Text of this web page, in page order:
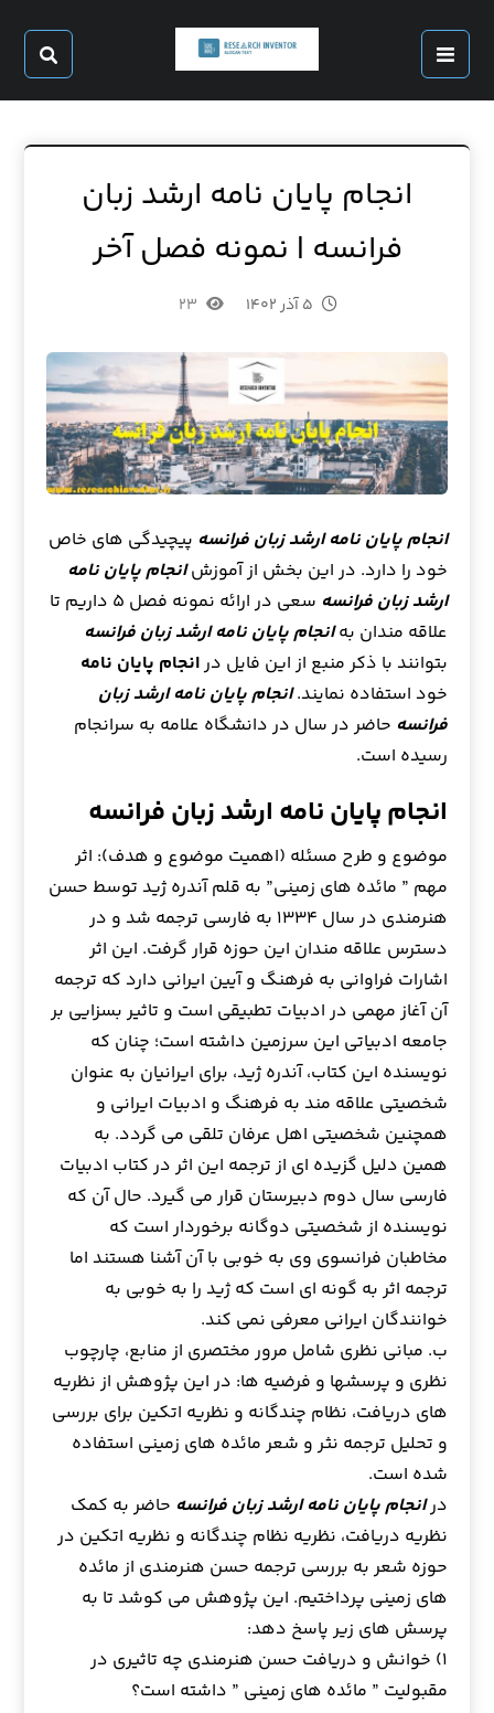
انجام پایان نامه ارشد زبان
فرانسه | نمونه فصل آخر
۵ آذر ۱۴۰۲ ۲۳
انجام پایان نامه ارشد زبان فرانسه پیچیدگی های خاص
خود را دارد. در این بخش از آموزشانجام پایان نامه
ارشد زبان فرانسه
سعی در ارائه نمونه فصل ۵ داریم تا
علاقه مندان بهانجام پایان نامه ارشد زبان فرانسه
بتوانند با ذکر منبع از این فایل درانجام پایان نامه
خود استفاده نمایند.انجام پایان نامه ارشد زبان
فرانسه حاضر در سال در دانشگاه علامه به سرانجام
رسیده است.
انجام پایان نامه ارشد زبان فرانسه
موضوع و طرح مسئله (اهمیت موضوع و هدف): اثر
مهم ” مائده های زمینی” به قلم آندره ژید توسط حسن
هنرمندی در سال ۱۳۳۴ به فارسی ترجمه شد و در
دسترس علاقه مندان این حوزه قرار گرفت. این اثر
اشارات فراوانی به فرهنگ و آیین ایرانی دارد که ترجمه
آن آغاز مهمی در ادبیات تطبیقی است و تاثیر بسزایی بر
جامعه ادبیاتی این سرزمین داشته است؛ چنان که
نویسنده این کتاب، آندره ژید، برای ایرانیان به عنوان
شخصیتی علاقه مند به فرهنگ و ادبیات ایرانی و
همچنین شخصیتی اهل عرفان تلقی می گردد. به
همین دلیل گزیده ای از ترجمه این اثر در کتاب ادبیات
فارسی سال دوم دبیرستان قرار می گیرد. حال آن که
نویسنده از شخصیتی دوگانه برخوردار است که
مخاطبان فرانسوی وی به خوبی با آن آشنا هستند اما
ترجمه اثر به گونه ای است که ژید را به خوبی به
خوانندگان ایرانی معرفی نمی کند.
ب. مبانی نظری شامل مرور مختصری از منابع، چارچوب
نظری و پرسشها و فرضیه ها: در این پژوهش از نظریه
های دریافت، نظام چندگانه و نظریه اتکین برای بررسی
و تحلیل ترجمه نثر و شعر مائده های زمینی استفاده
شده است.
درانجام پایان نامه ارشد زبان فرانسه حاضر به کمک
نظریه دریافت، نظریه نظام چندگانه و نظریه اتکین در
حوزه شعر به بررسی ترجمه حسن هنرمندی از مائده
های زمینی پرداختیم. این پژوهش می کوشد تا به
پرسش های زیر پاسخ دهد:
۱) خوانش و دریافت حسن هنرمندی چه تاثیری در
مقبولیت ” مائده های زمینی ” داشته است؟